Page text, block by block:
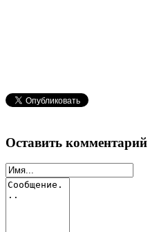
Оставить комментарий